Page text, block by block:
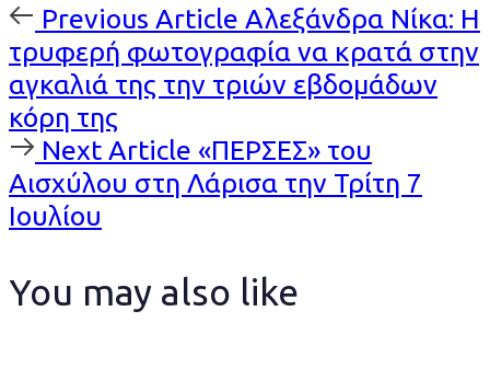
Previous
Article
Previous Article Αλεξάνδρα Νίκα: Η
τρυφερή φωτογραφία να κρατά στην
αγκαλιά της την τριών εβδομάδων
κόρη της
Next
Article
Next Article «ΠΕΡΣΕΣ» του
Αισχύλου στη Λάρισα την Τρίτη 7
Ιουλίου
You may also like